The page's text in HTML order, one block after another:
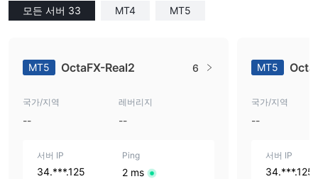
모든 서버 33 MT4 MT5
MT5 OctaFX-Real2 6
국가/지역
--
레버리지
--
서버 IP
34.***.125
Ping
2 ms
MT5
국가/지역
--
서버 IP
34.***.125